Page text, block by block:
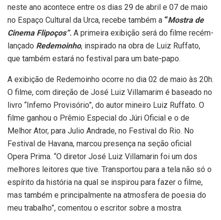
neste ano acontece entre os dias 29 de abril e 07 de maio
no Espaço Cultural da Urca, recebe também a “Mostra de
Cinema Flipoços”. A primeira exibição será do filme recém-
lançado Redemoinho, inspirado na obra de Luiz Ruffato,
que também estará no festival para um bate-papo.
A exibição de Redemoinho ocorre no dia 02 de maio às 20h.
O filme, com direção de José Luiz Villamarim é baseado no
livro “Inferno Provisório”, do autor mineiro Luiz Ruffato. O
filme ganhou o Prêmio Especial do Júri Oficial e o de
Melhor Ator, para Julio Andrade, no Festival do Rio. No
Festival de Havana, marcou presença na seção oficial
Opera Prima. “O diretor José Luiz Villamarin foi um dos
melhores leitores que tive. Transportou para a tela não só o
espírito da história na qual se inspirou para fazer o filme,
mas também e principalmente na atmosfera de poesia do
meu trabalho”, comentou o escritor sobre a mostra.